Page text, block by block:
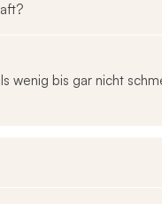
wenig bis gar nicht